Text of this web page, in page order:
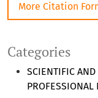
Categories
SCIENTIFIC
PROFESSIONAL
More Citation